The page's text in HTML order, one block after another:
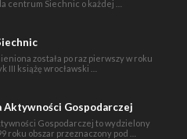
centrum Siechnic o każdej …
została po raz pierwszy w roku
III książę wrocławski …
Aktywności Gospodarczej
Gospodarczej to wydzielony
roku obszar przeznaczony pod …